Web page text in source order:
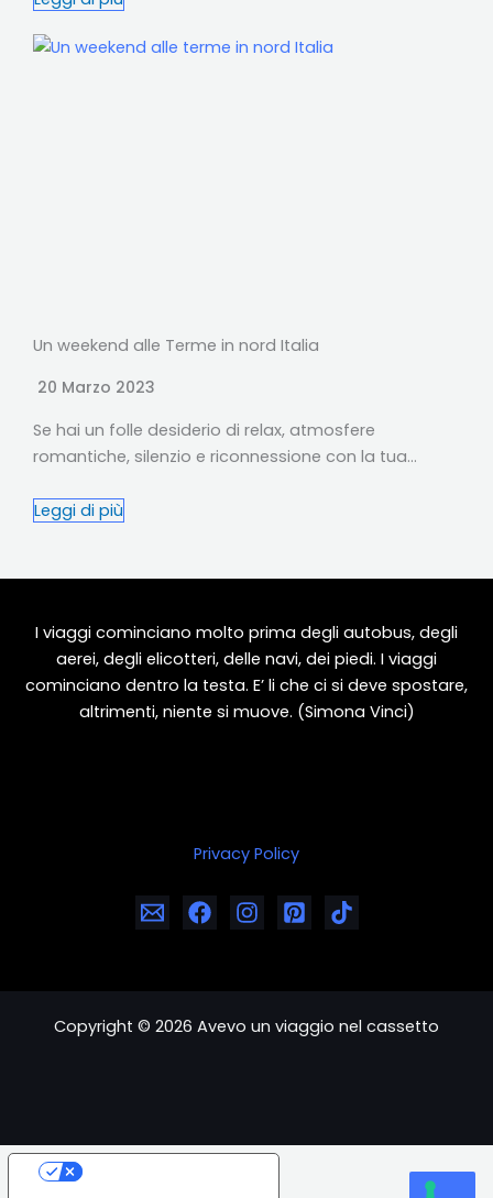
Un weekend alle Terme in nord Italia
20 Marzo 2023
Se hai un folle desiderio di relax, atmosfere
romantiche, silenzio e riconnessione con la tua…
Leggi di più
I viaggi cominciano molto prima degli autobus, degli
aerei, degli elicotteri, delle navi, dei piedi. I viaggi
cominciano dentro la testa. E’ li che ci si deve spostare,
altrimenti, niente si muove. (Simona Vinci)
Privacy Policy
Copyright © 2026 Avevo un viaggio nel cassetto
Your Privacy Choices